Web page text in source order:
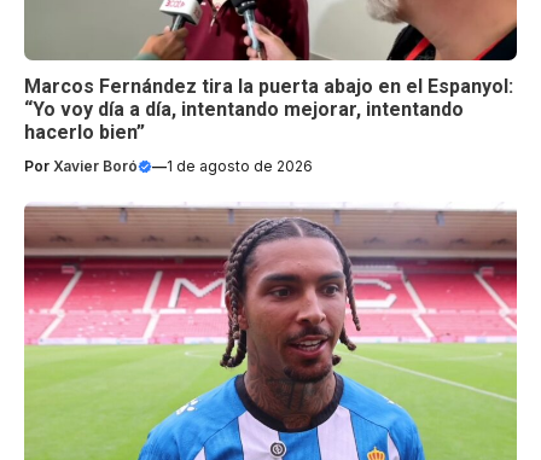
Marcos Fernández tira la puerta abajo en el Espanyol:
“Yo voy día a día, intentando mejorar, intentando
hacerlo bien”
Por Xavier Boró —1 de agosto de 2026